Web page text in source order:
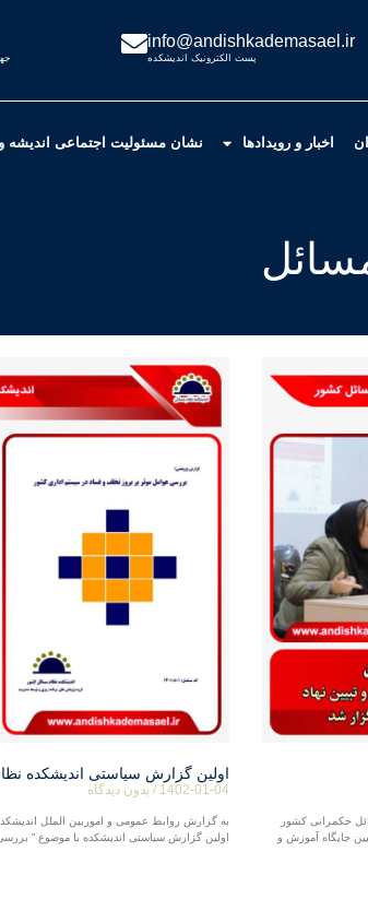
info@andishkademasael.ir
پست الکترونیک اندیشکده
اخبار و رویدادها نشان مسئولیت اجتماعی اندیشه
حکمرانی کشور
جایگاه آموزش و
اولین گزارش سیاستی اندیشکده
1402-01-04 بدون دیدگاه
به گزارش روابط عمومی و اموربین الملل
اولین گزارش سیاستی اندیشکده با موضوع ”